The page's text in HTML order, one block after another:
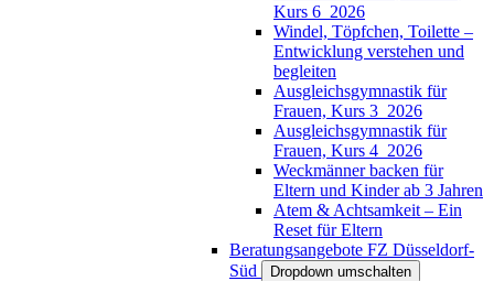
Kurs 6_2026
Windel, Töpfchen, Toilette –
Entwicklung verstehen und
begleiten
Ausgleichsgymnastik für
Frauen, Kurs 3_2026
Ausgleichsgymnastik für
Frauen, Kurs 4_2026
Weckmänner backen für
Eltern und Kinder ab 3 Jahren
Atem & Achtsamkeit – Ein
Reset für Eltern
Beratungsangebote FZ Düsseldorf-
Süd
Dropdown umschalten